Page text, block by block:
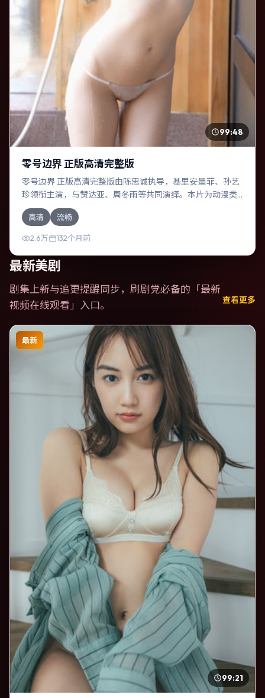
99:48
零号边界 正版高清完整版
零号边界 正版高清完整版由陈思诚执导，基里安·墨菲、孙艺
珍领衔主演，与赞达亚、周冬雨等共同演绎。本片为动漫类
型，主要班底与取景来自美国。失散多年的兄妹在边境小镇
意外重逢。影片整体气质温暖，节奏紧凑，人物动机清晰，
适合喜欢强情节与细腻表演的观众。
高清 流畅
2.6万 132个月前
最新美剧
剧集上新与追更提醒同步，刷剧党必备的「最新
视频在线观看 」入口。 查看更多
最新
99:21